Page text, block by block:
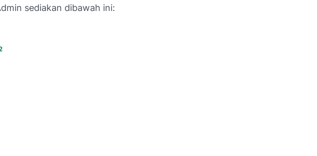
sediakan dibawah ini: